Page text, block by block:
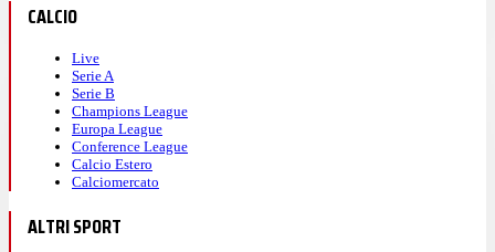
CALCIO
Live
Serie A
Serie B
Champions League
Europa League
Conference League
Calcio Estero
Calciomercato
ALTRI SPORT